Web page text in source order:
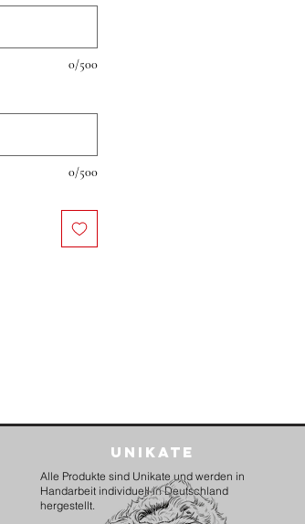
0/500
0/500
Unikate
Alle Produkte sind Unikate und werden in
Handarbeit individuell in Deutschland
hergestellt.